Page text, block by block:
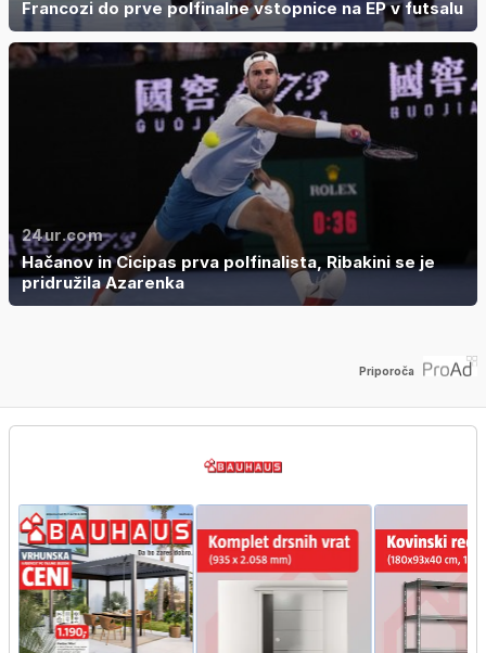
Francozi do prve polfinalne vstopnice na EP v futsalu
24ur.com
Hačanov in Cicipas prva polfinalista, Ribakini se je
pridružila Azarenka
Priporoča